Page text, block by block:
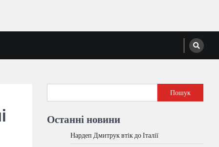
Пошук
Останні новини
Нардеп Дмитрук втік до Італії